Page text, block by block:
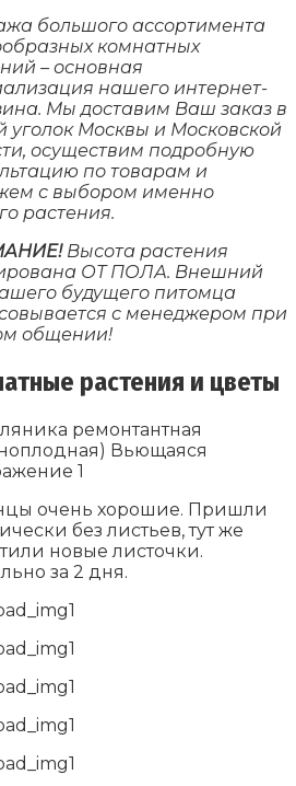
большого ассортимента
комнатных
– основная
нашего интернет-
Мы доставим Ваш заказ в
уголок Москвы и Московской
осуществим подробную
по товарам и
с выбором именно
растения.
Высота растения
ОТ ПОЛА. Внешний
будущего питомца
с менеджером при
общении!
растения и цветы
очень хорошие. Пришли
без листьев, тут же
новые листочки.
за 2 дня.